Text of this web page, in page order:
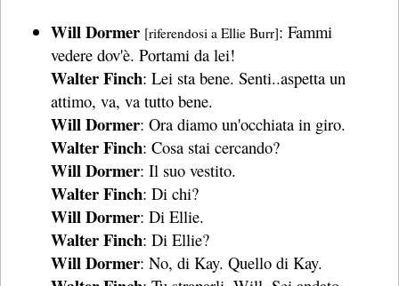
Will Dormer [riferendosi a Ellie Burr]: Fammi
vedere dov'è. Portami da lei!
Walter Finch: Lei sta bene. Senti..aspetta un
attimo, va, va tutto bene.
Will Dormer: Ora diamo un'occhiata in giro.
Walter Finch: Cosa stai cercando?
Will Dormer: Il suo vestito.
Walter Finch: Di chi?
Will Dormer: Di Ellie.
Walter Finch: Di Ellie?
Will Dormer: No, di Kay. Quello di Kay.